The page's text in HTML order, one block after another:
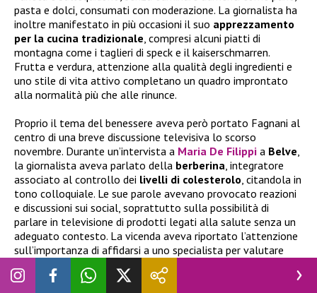
pasta e dolci, consumati con moderazione. La giornalista ha
inoltre manifestato in più occasioni il suo apprezzamento
per la cucina tradizionale, compresi alcuni piatti di
montagna come i taglieri di speck e il kaiserschmarren.
Frutta e verdura, attenzione alla qualità degli ingredienti e
uno stile di vita attivo completano un quadro improntato
alla normalità più che alle rinunce.
Proprio il tema del benessere aveva però portato Fagnani al
centro di una breve discussione televisiva lo scorso
novembre. Durante un’intervista a Maria De Filippi a Belve,
la giornalista aveva parlato della berberina, integratore
associato al controllo dei livelli di colesterolo, citandola in
tono colloquiale. Le sue parole avevano provocato reazioni
e discussioni sui social, soprattutto sulla possibilità di
parlare in televisione di prodotti legati alla salute senza un
adeguato contesto. La vicenda aveva riportato l’attenzione
sull’importanza di affidarsi a uno specialista per valutare
eventuali integratori o trattamenti, soprattutto quando
riguardano parametri come il colesterolo.